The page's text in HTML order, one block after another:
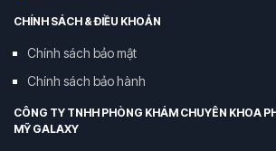
CHÍNH SÁCH & ĐIỀU KHOẢN
Chính sách bảo mật
Chính sách bảo hành
CÔNG TY TNHH PHÒNG KHÁM CHUYÊN KHOA
MỸ GALAXY